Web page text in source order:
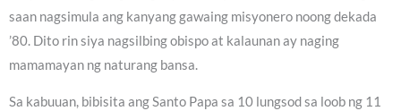
saan nagsimula ang kanyang gawaing misyonero noong dekada
’80. Dito rin siya nagsilbing obispo at kalaunan ay naging
mamamayan ng naturang bansa.
Sa kabuuan, bibisita ang Santo Papa sa 10 lungsod sa loob ng 11